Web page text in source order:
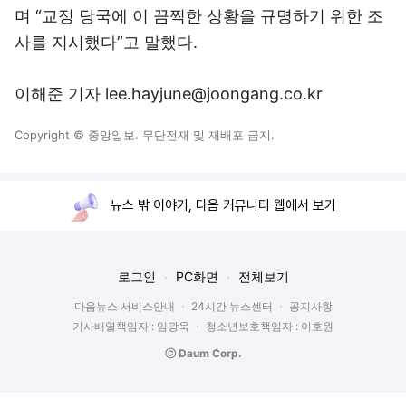
며 “교정 당국에 이 끔찍한 상황을 규명하기 위한 조
사를 지시했다”고 말했다.
이해준 기자 lee.hayjune@joongang.co.kr
Copyright © 중앙일보. 무단전재 및 재배포 금지.
뉴스 밖 이야기, 다음 커뮤니티 웹에서 보기
로그인 PC화면 전체보기
다음뉴스 서비스안내 24시간 뉴스센터
공지사항
기사배열책임자 : 임광욱
청소년보호책임자 : 이호원
ⓒ Daum Corp.